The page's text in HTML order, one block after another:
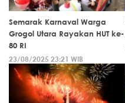
Semarak Karnaval Warga
Grogol Utara Rayakan HUT ke-
80 RI
23/08/2025 23:21 WIB